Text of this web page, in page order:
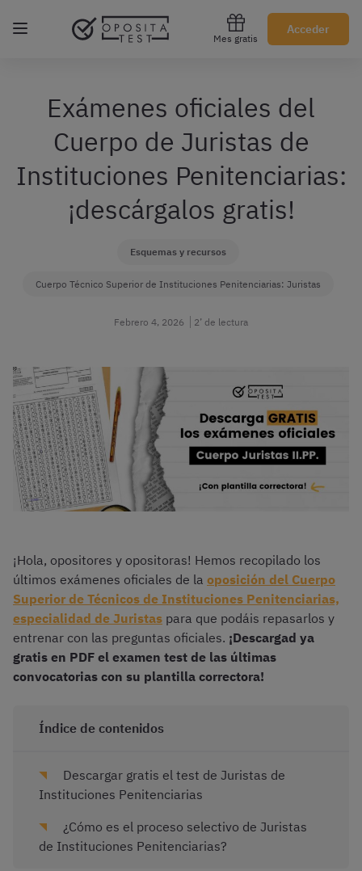
Mes gratis
Acceder
Regístrate gratis
Exámenes oficiales del
Cuerpo de Juristas de
Instituciones Penitenciarias:
¡descárgalos gratis!
Esquemas y recursos
Cuerpo Técnico Superior de Instituciones Penitenciarias: Juristas
Febrero 4, 2026 2’ de lectura
¡Hola, opositores y opositoras! Hemos recopilado los
últimos exámenes oficiales de la oposición del Cuerpo
Superior de Técnicos de Instituciones Penitenciarias,
especialidad de Juristas para que podáis repasarlos y
entrenar con las preguntas oficiales. ¡Descargad ya
gratis en PDF el examen test de las últimas
convocatorias con su plantilla correctora!
Índice de contenidos
Descargar gratis el test de Juristas de
Instituciones Penitenciarias
¿Cómo es el proceso selectivo de Juristas
de Instituciones Penitenciarias?